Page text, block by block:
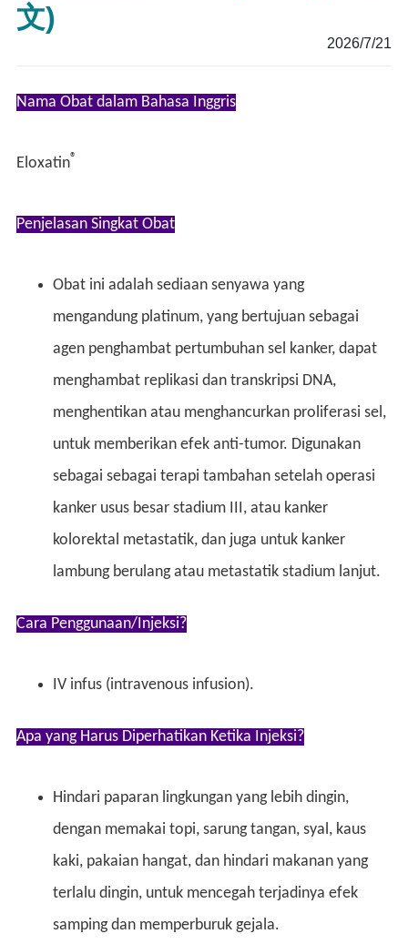
文)
2026/7/21
Nama Obat dalam Bahasa Inggris
Eloxatin®
Penjelasan Singkat Obat
Obat ini adalah sediaan senyawa yang
mengandung platinum, yang bertujuan sebagai
agen penghambat pertumbuhan sel kanker, dapat
menghambat replikasi dan transkripsi DNA,
menghentikan atau menghancurkan proliferasi sel,
untuk memberikan efek anti-tumor. Digunakan
sebagai sebagai terapi tambahan setelah operasi
kanker usus besar stadium III, atau kanker
kolorektal metastatik, dan juga untuk kanker
lambung berulang atau metastatik stadium lanjut.
Cara Penggunaan/Injeksi?
IV infus (intravenous infusion).
Apa yang Harus Diperhatikan Ketika Injeksi?
Hindari paparan lingkungan yang lebih dingin,
dengan memakai topi, sarung tangan, syal, kaus
kaki, pakaian hangat, dan hindari makanan yang
terlalu dingin, untuk mencegah terjadinya efek
samping dan memperburuk gejala.